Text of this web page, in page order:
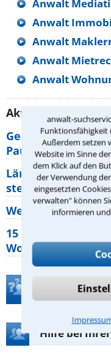
anwalt-
Funktionsfähigkeit
Außerdem setzen
Website im Sinne
dem Klick auf den
der Verwendung
eingesetzten
verwalten" können
informieren
Anwalt
Anwalt
Anwalt
Anwalt
Anwalt
Aktuelle
Geänderte
Pauschalurlauber?
Lärm von den
stehen mir zu?
Wer muss
15 elementare
Teste
Hilfe bei